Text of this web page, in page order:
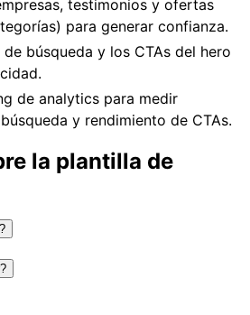
testimonios y ofertas
para generar confianza.
búsqueda y los CTAs del hero
de analytics para medir
y rendimiento de CTAs.
la plantilla de